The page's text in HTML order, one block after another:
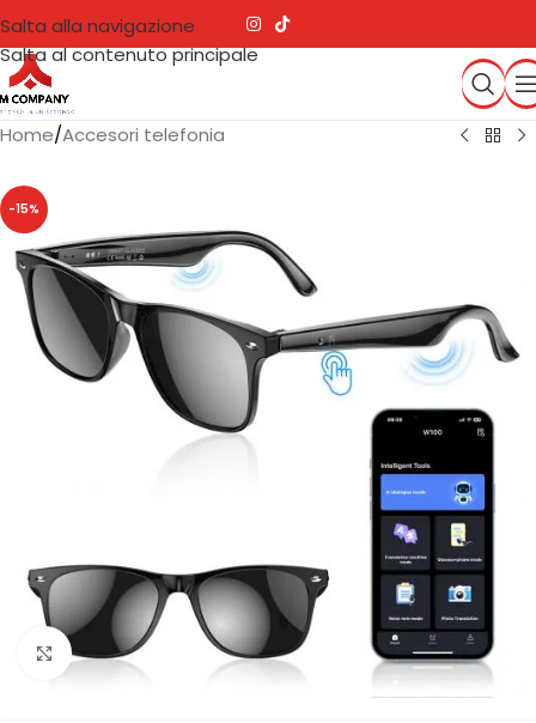
Salta alla navigazione
Salta al contenuto principale
Home/Accesori telefonia
-15%
Clicca per ingrandire